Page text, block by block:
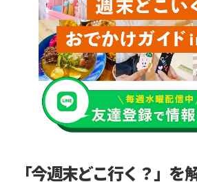
「今週末どこ行く？」を